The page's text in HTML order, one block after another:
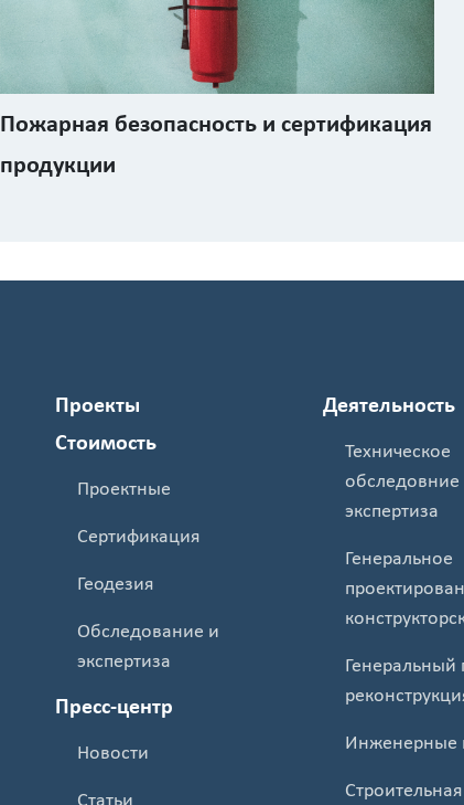
Пожарная безопасность и сертификация
продукции
Проекты
Стоимость
Проектные
Сертификация
Геодезия
Обследование и
экспертиза
Пресс-центр
Новости
Деятельность
Техническое
обследовние
экспертиза
Генеральное
Генеральный
Инженерные
Строительная